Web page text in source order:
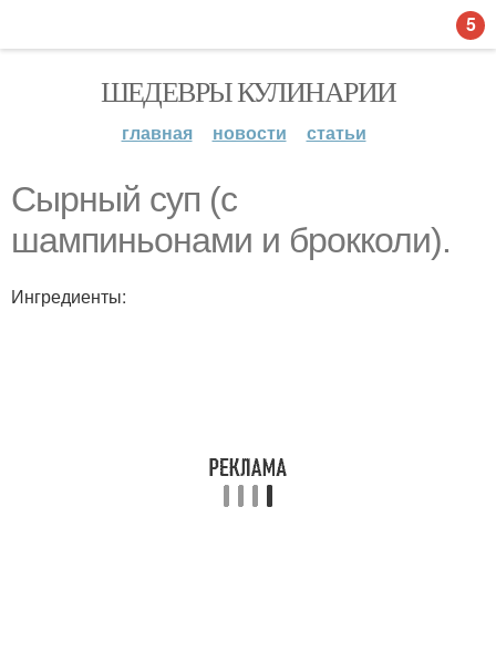
ШЕДЕВРЫ КУЛИНАРИИ
главная новости статьи
Сырный суп (с
шампиньонами и брокколи).
Ингредиенты:
5